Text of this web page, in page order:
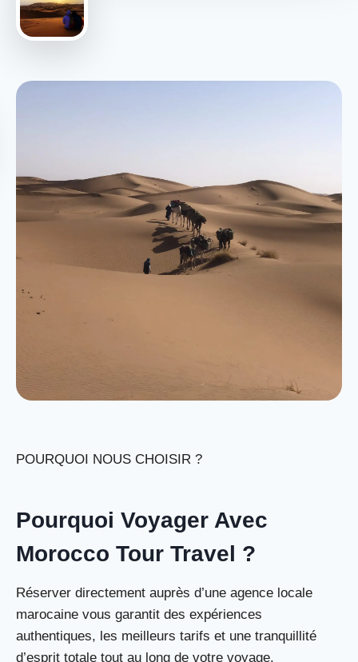
POURQUOI NOUS CHOISIR ?
Pourquoi Voyager Avec
Morocco Tour Travel ?
Réserver directement auprès d’une agence locale
marocaine vous garantit des expériences
authentiques, les meilleurs tarifs et une tranquillité
d’esprit totale tout au long de votre voyage.